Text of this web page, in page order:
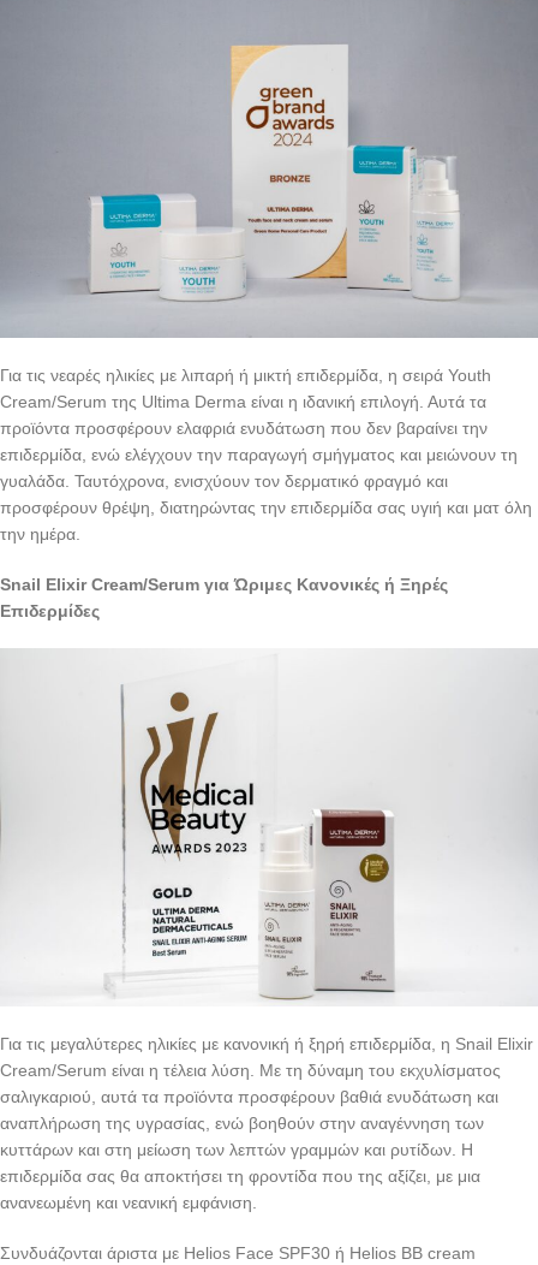
Για τις νεαρές ηλικίες με λιπαρή ή μικτή επιδερμίδα, η σειρά Youth
Cream/Serum της Ultima Derma είναι η ιδανική επιλογή. Αυτά τα
προϊόντα προσφέρουν ελαφριά ενυδάτωση που δεν βαραίνει την
επιδερμίδα, ενώ ελέγχουν την παραγωγή σμήγματος και μειώνουν τη
γυαλάδα. Ταυτόχρονα, ενισχύουν τον δερματικό φραγμό και
προσφέρουν θρέψη, διατηρώντας την επιδερμίδα σας υγιή και ματ όλη
την ημέρα.
Snail Elixir Cream/Serum για Ώριμες Κανονικές ή Ξηρές
Επιδερμίδες
Για τις μεγαλύτερες ηλικίες με κανονική ή ξηρή επιδερμίδα, η Snail Elixir
Cream/Serum είναι η τέλεια λύση. Με τη δύναμη του εκχυλίσματος
σαλιγκαριού, αυτά τα προϊόντα προσφέρουν βαθιά ενυδάτωση και
αναπλήρωση της υγρασίας, ενώ βοηθούν στην αναγέννηση των
κυττάρων και στη μείωση των λεπτών γραμμών και ρυτίδων. Η
επιδερμίδα σας θα αποκτήσει τη φροντίδα που της αξίζει, με μια
ανανεωμένη και νεανική εμφάνιση.
Συνδυάζονται άριστα με Helios Face SPF30 ή Helios ΒΒ cream